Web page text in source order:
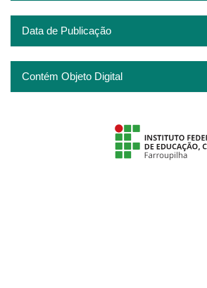
Data de Publicação
Contém Objeto Digital